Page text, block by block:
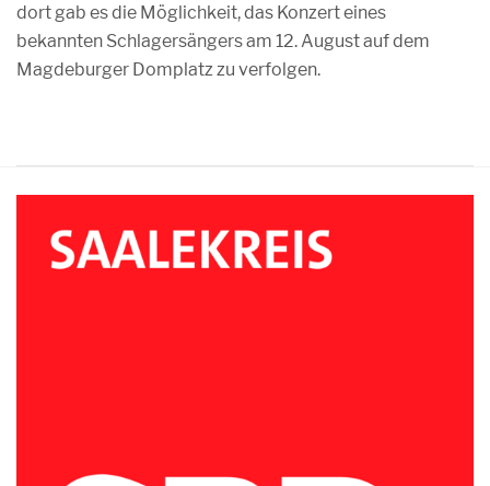
dort gab es die Möglichkeit, das Konzert eines
bekannten Schlagersängers am 12. August auf dem
Magdeburger Domplatz zu verfolgen.